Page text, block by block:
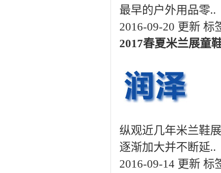
最早的户外用品零..
2016-09-20 更新 标
2017春夏米兰展童
纵观近几年米兰鞋
逐渐加大并不断延..
2016-09-14 更新 标